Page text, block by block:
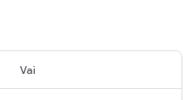
Vai